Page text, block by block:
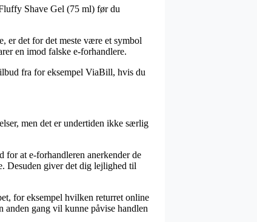
Shave Gel (75 ml) før du
er det for det meste være et symbol
en imod falske e-forhandlere.
fra for eksempel ViaBill, hvis du
men det er undertiden ikke særlig
for at e-forhandleren anerkender de
Desuden giver det dig lejlighed til
for eksempel hvilken returret online
anden gang vil kunne påvise handlen